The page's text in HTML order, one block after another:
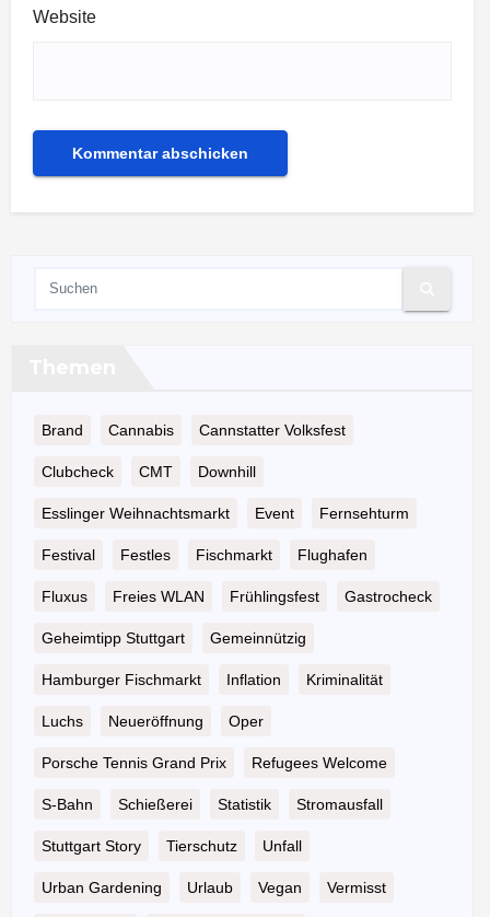
Website
Brand Cannabis Cannstatter Volksfest
Clubcheck CMT Downhill
Esslinger Weihnachtsmarkt Event Fernsehturm
Festival Festles Fischmarkt Flughafen
Fluxus Freies WLAN Frühlingsfest Gastrocheck
Geheimtipp Stuttgart Gemeinnützig
Hamburger Fischmarkt Inflation Kriminalität
Luchs Neueröffnung Oper
Porsche Tennis Grand Prix Refugees Welcome
S-Bahn Schießerei Statistik Stromausfall
Stuttgart Story Tierschutz Unfall
Urban Gardening Urlaub Vegan Vermisst